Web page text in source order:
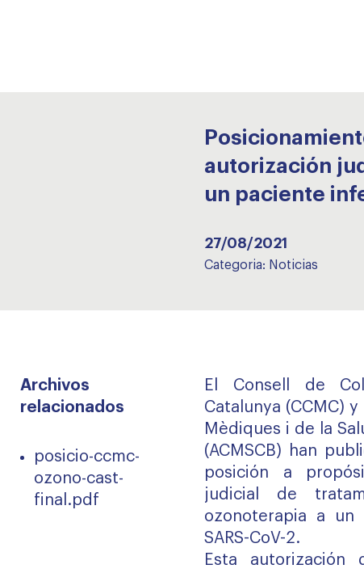
autorización
un paciente
27/08/2021
Categoria: Noticias
Archivos
relacionados
posicio-ccmc-
ozono-cast-
final.pdf
El Consell de
Catalunya (CCMC)
Mèdiques i de la
(ACMSCB) han
posición a
judicial de
ozonoterapia a
SARS-CoV-2.
Esta